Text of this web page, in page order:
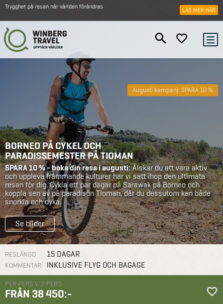
Trygghet på resan när världen förändras LÄS MER HÄR
Augusti kampanj: SPARA 10 %
BORNEO PÅ CYKEL OCH
PARADISSEMESTER PÅ TIOMAN
SPARA 10 % - boka din resa i augusti:Älskar du att vara aktiv
och uppleva främmande kulturer har vi satt ihop den ultimata
resan för dig. Cykla ett par dagar på Sarawak på Borneo och
koppla sen av på paradisön Tioman, där du dessutom kan både
snorkla och dyka.
Se bilder
RESLÄNGD 15 DAGAR
KOMMENTAR INKLUSIVE FLYG OCH BAGAGE
PER PERS V. 2 PERS
FRÅN 38 450:-